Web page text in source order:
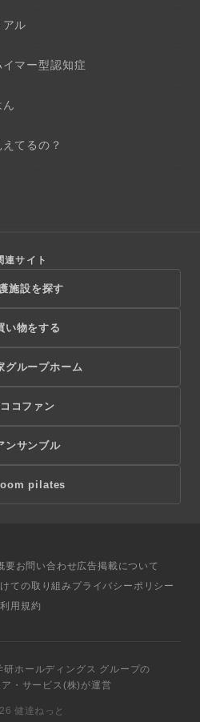
ル
マー型認知症
てるの？
連サイト
施設を探す
い物をする
グループホーム
ココファン
ンサンブル
pilates
要 お問い合わせ広告掲載について
ての取り組み プライバシーポリシー
利用規約
研ホールディングス グループの
・サービス(株) が運営
健達ねっと